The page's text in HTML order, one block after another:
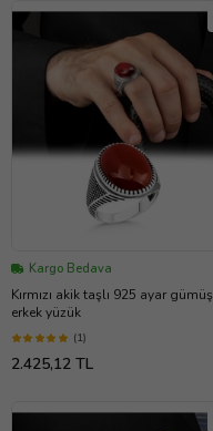
Kargo Bedava
Kırmızı akik taşlı 925 ayar gümüş
erkek yüzük
(1)
2.425,12 TL